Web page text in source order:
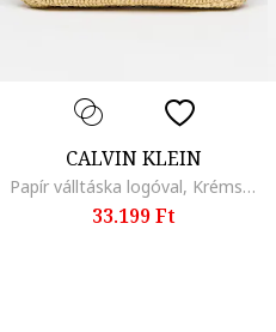
CALVIN KLEIN
Papír válltáska logóval, Krémszín
33.199 Ft